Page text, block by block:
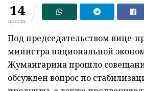
14
просм.
Под председательством вице-
министра национальной
Жумангарина прошло
обсужден вопрос по